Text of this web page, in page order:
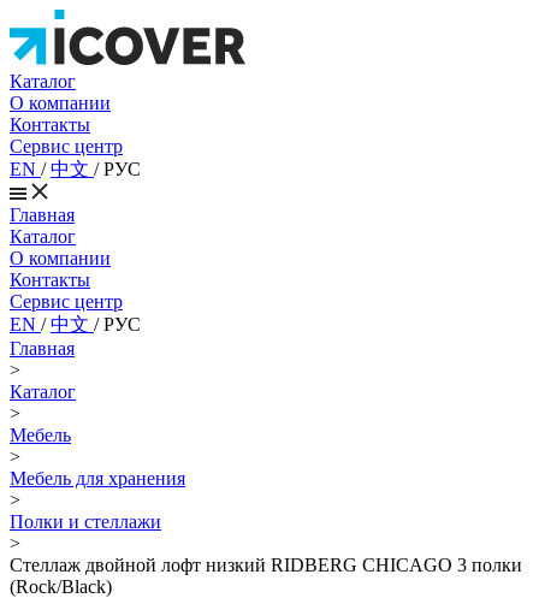
Каталог
О компании
Контакты
Сервис центр
EN /中文 /РУС
Главная
Каталог
О компании
Контакты
Сервис центр
EN /中文 /РУС
Главная
>
Каталог
>
Мебель
>
Мебель для хранения
>
Полки и стеллажи
>
Стеллаж двойной лофт низкий RIDBERG CHICAGO 3 полки
(Rock/Black)